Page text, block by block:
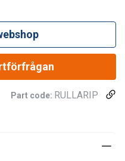
Part code: RULLARIP